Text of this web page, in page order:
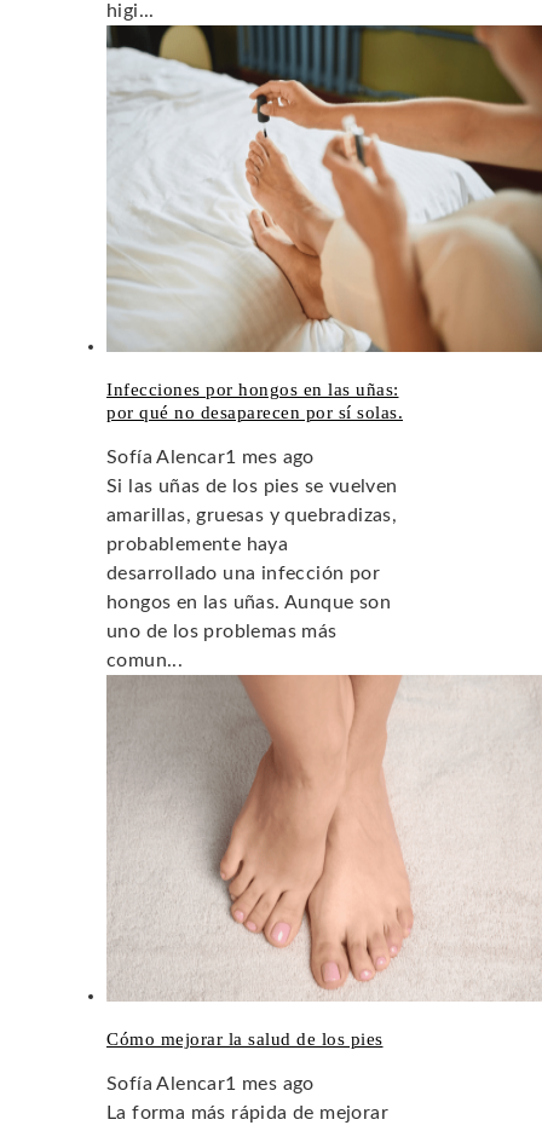
higi...
Infecciones por hongos en las uñas:
por qué no desaparecen por sí solas.
Sofía Alencar1 mes ago
Si las uñas de los pies se vuelven
amarillas, gruesas y quebradizas,
probablemente haya
desarrollado una infección por
hongos en las uñas. Aunque son
uno de los problemas más
comun...
Cómo mejorar la salud de los pies
Sofía Alencar1 mes ago
La forma más rápida de mejorar